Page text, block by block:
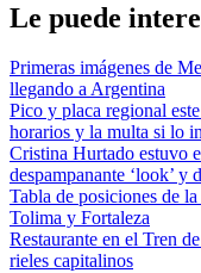
Le puede
Primeras imágenes de
llegando a Argentina
Pico y placa regional
horarios y la multa si lo
Cristina Hurtado estuvo
despampanante ‘look’ y
Tabla de posiciones de
Tolima y Fortaleza
Restaurante en el Tren
rieles capitalinos